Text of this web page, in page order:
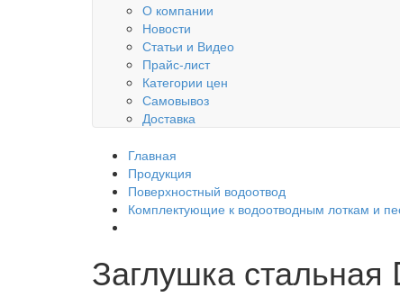
О компании
Новости
Статьи и Видео
Прайс-лист
Категории цен
Самовывоз
Доставка
Главная
Продукция
Поверхностный водоотвод
Комплектующие к водоотводным лоткам и
Заглушка